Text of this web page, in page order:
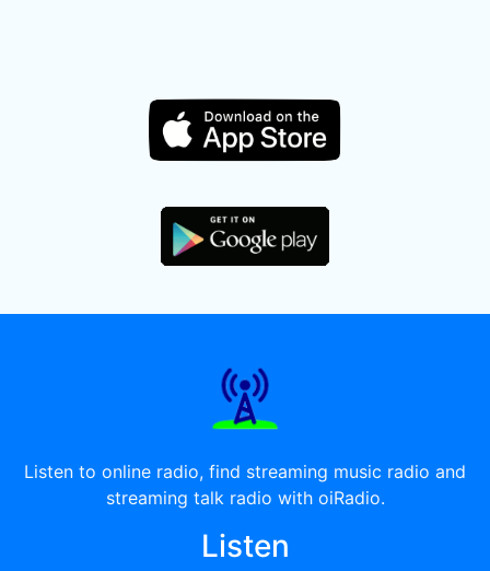
Listen to online radio, find streaming music radio and
streaming talk radio with oiRadio.
Listen